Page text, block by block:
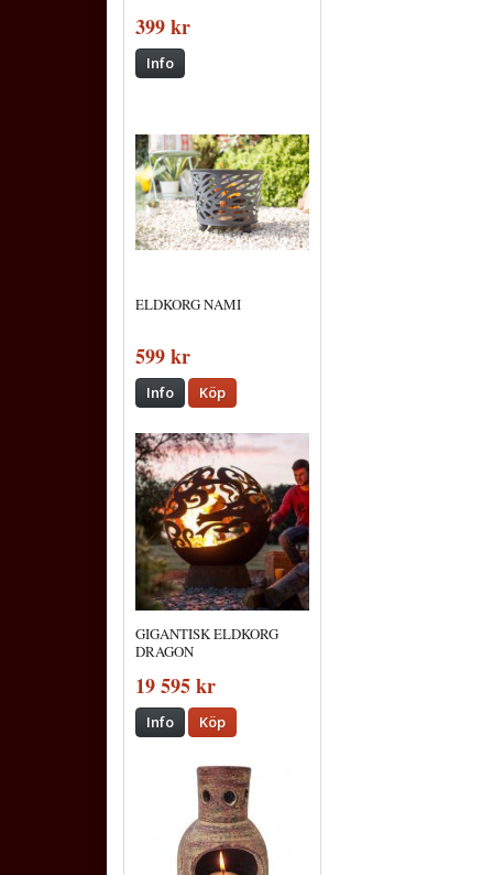
399 kr
Info
ELDKORG NAMI
599 kr
Info Köp
GIGANTISK ELDKORG
DRAGON
19 595 kr
Info Köp